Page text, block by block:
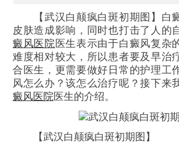
【武汉白颠疯白斑初期图】白
皮肤造成影响，同时也打击了人的
癜风医院 医生表示由于白癜风复杂
难度相对较大，所以患者要及早治
合医生，更需要做好日常的护理工
风怎么办？该怎么治疗呢？接下来
癜风医院医生的介绍。
【武汉白颠疯白斑初期图】